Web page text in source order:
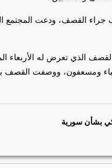
القصف، ودعت المجتمع
القصف الذي تعرض له
ومسعفون، ووصفت القصف
بشأن سورية